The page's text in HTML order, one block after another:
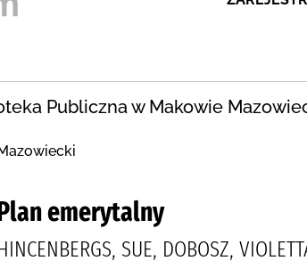
Publiczna w Makowie
emerytalny
SUE, DOBOSZ,